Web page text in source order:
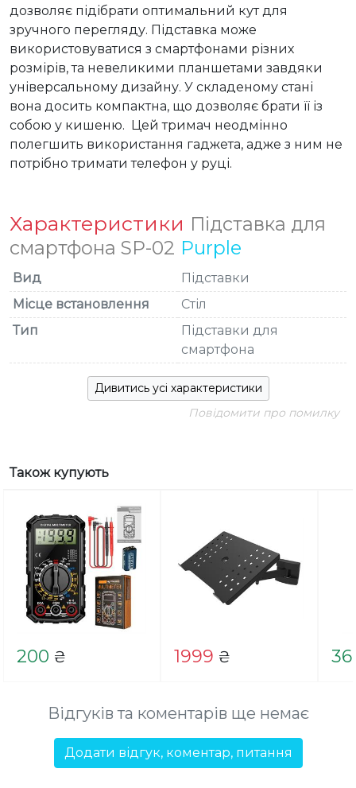
дозволяє підібрати оптимальний кут для
зручного перегляду. Підставка може
використовуватися з смартфонами різних
розмірів, та невеликими планшетами завдяки
універсальному дизайну. У складеному стані
вона досить компактна, що дозволяє брати її із
собою у кишеню.  Цей тримач неодмінно
полегшить використання гаджета, адже з ним не
потрібно тримати телефон у руці.
Характеристики Підставка для
смартфона SP-02 Purple
Вид
Підставки
Місце встановлення
Стіл
Тип
Підставки для
смартфона
Дивитись усі характеристики
Повідомити про помилку
Також купують
200 ₴ 1999 ₴
Відгуків та коментарів ще немає
Додати відгук, коментар, питання